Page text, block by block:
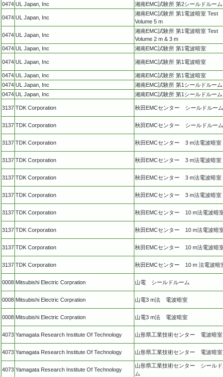
0474 UL Japan, Inc 湘南EMC試験所 第2シールドルーム
0474 UL Japan, Inc
湘南EMC試験所 第1電波暗室 Test
Volume 5 m
0474 UL Japan, Inc
湘南EMC試験所 第1電波暗室 Test
Volume 2 m & 3 m
0474 UL Japan, Inc 湘南EMC試験所 第1電波暗室
0474 UL Japan, Inc 湘南EMC試験所 第1電波暗室
0474 UL Japan, Inc
湘南EMC試験所 第1電波暗室
0474 UL Japan, Inc
湘南EMC試験所 第1シールドルーム
0474 UL Japan, Inc 湘南EMC試験所 第1シールドルーム
3137 TDK Corporation 秋田EMCセンター シールドルーム
3137 TDK Corporation 秋田EMCセンター シールドルーム
3137 TDK Corporation 秋田EMCセンター 3 m法電波暗室
3137 TDK Corporation 秋田EMCセンター 3 m法電波暗室
3137 TDK Corporation 秋田EMCセンター 3 m法電波暗室
3137 TDK Corporation 秋田EMCセンター 3 m法電波暗室
3137 TDK Corporation 秋田EMCセンター 10 m法電波暗
3137 TDK Corporation 秋田EMCセンター 10 m法電波暗
3137 TDK Corporation 秋田EMCセンター 10 m法電波暗
3137 TDK Corporation 秋田EMCセンター 10 m 法電波暗
0008 Mitsubishi Electric Corpration 山電 シールドルーム
0008 Mitsubishi Electric Corpration 山電3 m法 電波暗室
0008 Mitsubishi Electric Corpration 山電3 m法 電波暗室
4073 Yamagata Research Institute Of Technology 山形県工業技術センター 電波暗室
4073 Yamagata Research Institute Of Technology 山形県工業技術センター 電波暗室
4073 Yamagata Research Institute Of Technology
山形県工業技術センター シール
ム